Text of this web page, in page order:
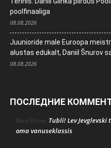
poolfinaaliga
08.08.2026
Juunioride male Euroopa
alustas edukalt, Daniil Šnurov
08.08.2026
ПОСЛЕДНИЕ
Mati Poom, Tubli! Lev
oma vanuseklassis